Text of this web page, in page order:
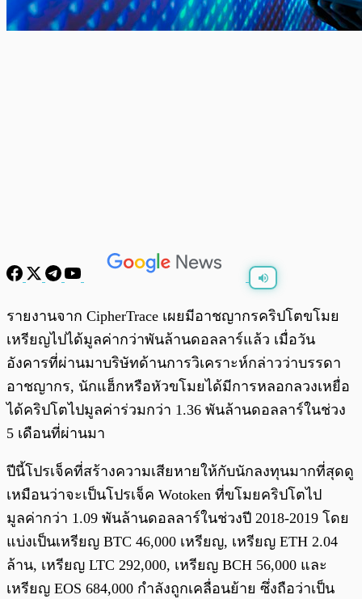
0:00/ 0:00
รายงานจาก CipherTrace เผยมีอาชญากรคริปโตขโมย
เหรียญไปได้มูลค่ากว่าพันล้านดอลลาร์แล้ว เมื่อวัน
อังคารที่ผ่านมาบริษัทด้านการวิเคราะห์กล่าวว่าบรรดา
อาชญากร, นักแฮ็กหรือหัวขโมยได้มีการหลอกลวงเหยื่อ
ได้คริปโตไปมูลค่าร่วมกว่า 1.36 พันล้านดอลลาร์ในช่วง
5 เดือนที่ผ่านมา
ปีนี้โปรเจ็คที่สร้างความเสียหายให้กับนักลงทุนมากที่สุดดู
เหมือนว่าจะเป็นโปรเจ็ค Wotoken ที่ขโมยคริปโตไป
มูลค่ากว่า 1.09 พันล้านดอลลาร์ในช่วงปี 2018-2019 โดย
แบ่งเป็นเหรียญ BTC 46,000 เหรียญ, เหรียญ ETH 2.04
ล้าน, เหรียญ LTC 292,000, เหรียญ BCH 56,000 และ
เหรียญ EOS 684,000 กำลังถูกเคลื่อนย้าย ซึ่งถือว่าเป็น